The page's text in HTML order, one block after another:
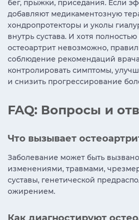
бег, прыжки, приседания. Если
добавляют медикаментозную
хондропротекторы и уколы
внутрь сустава. И хотя
остеоартрит невозможно,
соблюдение рекомендаций
контролировать симптомы,
и снизить прогрессирование
FAQ: Вопросы и
Что вызывает
Заболевание может быть
изменениями, травмами,
суставы, генетической
ожирением.